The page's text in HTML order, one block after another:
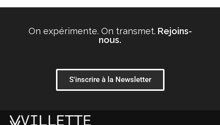
On expérimente. On transmet. Rejoins-
nous.
S'inscrire à la Newsletter